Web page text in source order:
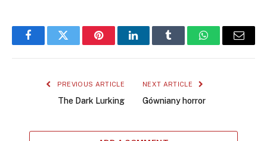
FacebookTwitter PinterestLinkedInTumblr WhatsAppEmail
PREVIOUS ARTICLE
The Dark Lurking
NEXT ARTICLE
Gówniany horror